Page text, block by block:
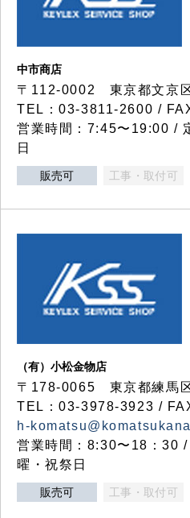
中市商店
〒112-0002 東京都文京
TEL：03-3811-2600 /
営業時間：7:45〜19:00 /
日
販売可 工事・取付可
（有）小松金物店
〒178-0065 東京都練馬
TEL：03-3978-3923 /
h-
営業時間：8:30〜18：30 /
曜・祝祭日
販売可 工事・取付可